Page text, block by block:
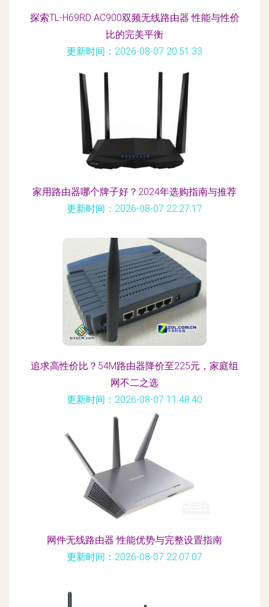
探索TL-H69RD AC900双频无线路由器 性能与性价
比的完美平衡
更新时间：2026-08-07 20:51:33
家用路由器哪个牌子好？2024年选购指南与推荐
更新时间：2026-08-07 22:27:17
追求高性价比？54M路由器降价至225元，家庭组
网不二之选
更新时间：2026-08-07 11:48:40
网件无线路由器 性能优势与完整设置指南
更新时间：2026-08-07 22:07:07